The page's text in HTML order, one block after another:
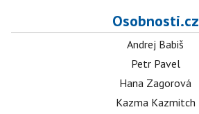
Osobnosti.cz
Andrej Babiš
Petr Pavel
Hana Zagorová
Kazma Kazmitch